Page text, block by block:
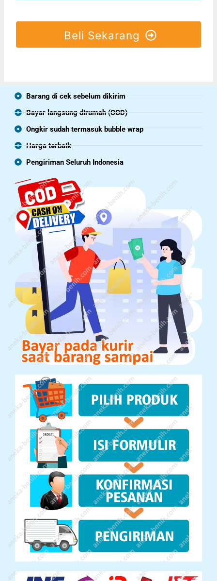
Beli Sekarang
Barang di cek sebelum dikirim
Bayar langsung dirumah (COD)
Ongkir sudah termasuk bubble wrap
Harga terbaik
Pengiriman Seluruh Indonesia